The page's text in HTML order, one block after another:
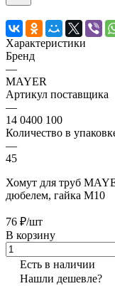
Характеристики
Бренд
—
MAYER
Артикул поставщика
—
14 0400 100
Количество в
—
45
Хомут для труб
дюбелем, гайка М10
76 ₽/шт
В корзину
Есть в наличии
Нашли дешевле?